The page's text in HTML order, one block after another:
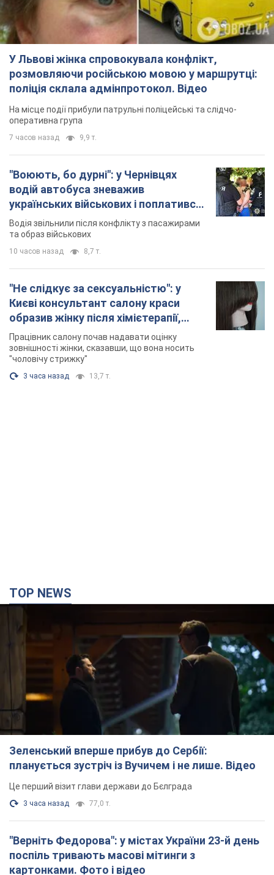
У Львові жінка спровокувала конфлікт,
розмовляючи російською мовою у маршрутці:
поліція склала адмінпротокол. Відео
На місце події прибули патрульні поліцейські та слідчо-
оперативна група
7 часов назад 9,9 т.
"Воюють, бо дурні": у Чернівцях
водій автобуса зневажив
українських військових і поплатився.
Відео
Водія звільнили після конфлікту з пасажирами
та образ військових
10 часов назад 8,7 т.
"Не слідкує за сексуальністю": у
Києві консультант салону краси
образив жінку після хімієтерапії,
розгорівся скандал. Фото
Працівник салону почав надавати оцінку
зовнішності жінки, сказавши, що вона носить
"чоловічу стрижку"
3 часа назад 13,7 т.
TOP NEWS
Зеленський вперше прибув до Сербії:
планується зустріч із Вучичем і не лише. Відео
Це перший візит глави держави до Бєлграда
3 часа назад 77,0 т.
"Верніть Федорова": у містах України 23-й день
поспіль тривають масові мітинги з
картонками. Фото і відео